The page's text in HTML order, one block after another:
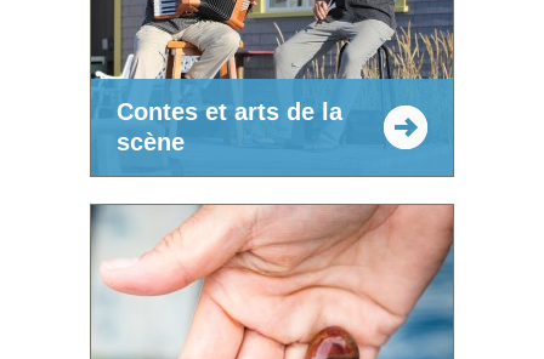
Contes et arts de la
scène